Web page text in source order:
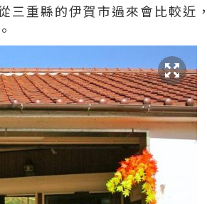
三重縣的伊賀市過來會比較近